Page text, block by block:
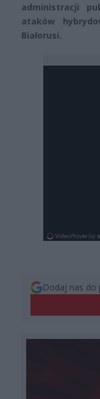
administracji
ataków
Białorusi.
Dodaj nas do